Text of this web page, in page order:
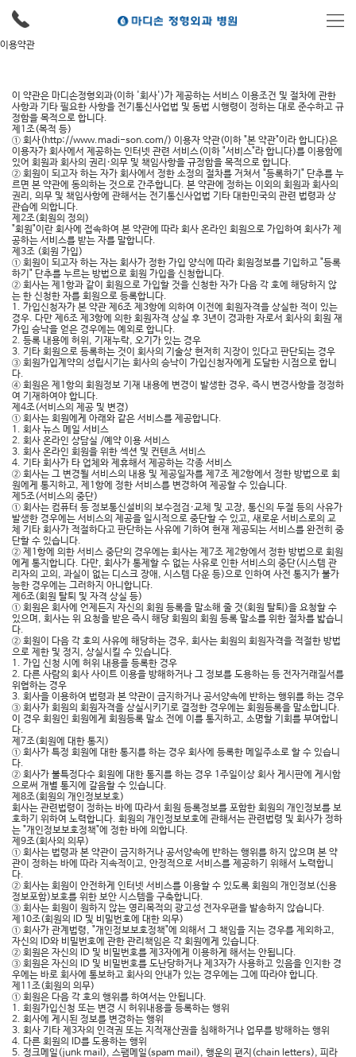
이용약관
이 약관은 마디손정형외과(이하 '회사')가 제공하는 서비스 이용조건 및 절차에 관한
사항과 기타 필요한 사항을 전기통신사업법 및 동법 시행령이 정하는 대로 준수하고 규
정함을 목적으로 합니다.
제1조(목적 등)
① 회사(http://www.madi-son.com/) 이용자 약관(이하 "본 약관"이라 합니다)은
이용자가 회사에서 제공하는 인터넷 관련 서비스(이하 "서비스"라 합니다)를 이용함에
있어 회원과 회사의 권리·의무 및 책임사항을 규정함을 목적으로 합니다.
② 회원이 되고자 하는 자가 회사에서 정한 소정의 절차를 거쳐서 "등록하기" 단추를 누
르면 본 약관에 동의하는 것으로 간주합니다. 본 약관에 정하는 이외의 회원과 회사의
권리, 의무 및 책임사항에 관해서는 전기통신사업법 기타 대한민국의 관련 법령과 상
관습에 의합니다.
제2조(회원의 정의)
"회원"이란 회사에 접속하여 본 약관에 따라 회사 온라인 회원으로 가입하여 회사가 제
공하는 서비스를 받는 자를 말합니다.
제3조 (회원 가입)
① 회원이 되고자 하는 자는 회사가 정한 가입 양식에 따라 회원정보를 기입하고 "등록
하기" 단추를 누르는 방법으로 회원 가입을 신청합니다.
② 회사는 제1항과 같이 회원으로 가입할 것을 신청한 자가 다음 각 호에 해당하지 않
는 한 신청한 자를 회원으로 등록합니다.
1. 가입신청자가 본 약관 제6조 제3항에 의하여 이전에 회원자격을 상실한 적이 있는
경우. 다만 제6조 제3항에 의한 회원자격 상실 후 3년이 경과한 자로서 회사의 회원 재
가입 승낙을 얻은 경우에는 예외로 합니다.
2. 등록 내용에 허위, 기재누락, 오기가 있는 경우
3. 기타 회원으로 등록하는 것이 회사의 기술상 현저히 지장이 있다고 판단되는 경우
③ 회원가입계약의 성립시기는 회사의 승낙이 가입신청자에게 도달한 시점으로 합니
다.
④ 회원은 제1항의 회원정보 기재 내용에 변경이 발생한 경우, 즉시 변경사항을 정정하
여 기재하여야 합니다.
제4조(서비스의 제공 및 변경)
① 회사는 회원에게 아래와 같은 서비스를 제공합니다.
1. 회사 뉴스 메일 서비스
2. 회사 온라인 상담실 /예약 이용 서비스
3. 회사 온라인 회원을 위한 섹션 및 컨텐츠 서비스
4. 기타 회사가 타 업체와 제휴해서 제공하는 각종 서비스
② 회사는 그 변경될 서비스의 내용 및 제공일자를 제7조 제2항에서 정한 방법으로 회
원에게 통지하고, 제1항에 정한 서비스를 변경하여 제공할 수 있습니다.
제5조(서비스의 중단)
① 회사는 컴퓨터 등 정보통신설비의 보수점검·교체 및 고장, 통신의 두절 등의 사유가
발생한 경우에는 서비스의 제공을 일시적으로 중단할 수 있고, 새로운 서비스로의 교
체 기타 회사가 적절하다고 판단하는 사유에 기하여 현재 제공되는 서비스를 완전히 중
단할 수 있습니다.
② 제1항에 의한 서비스 중단의 경우에는 회사는 제7조 제2항에서 정한 방법으로 회원
에게 통지합니다. 다만, 회사가 통제할 수 없는 사유로 인한 서비스의 중단(시스템 관
리자의 고의, 과실이 없는 디스크 장애, 시스템 다운 등)으로 인하여 사전 통지가 불가
능한 경우에는 그러하지 아니합니다.
제6조(회원 탈퇴 및 자격 상실 등)
① 회원은 회사에 언제든지 자신의 회원 등록을 말소해 줄 것(회원 탈퇴)을 요청할 수
있으며, 회사는 위 요청을 받은 즉시 해당 회원의 회원 등록 말소를 위한 절차를 밟습니
다.
② 회원이 다음 각 호의 사유에 해당하는 경우, 회사는 회원의 회원자격을 적절한 방법
으로 제한 및 정지, 상실시킬 수 있습니다.
1. 가입 신청 시에 허위 내용을 등록한 경우
2. 다른 사람의 회사 사이트 이용을 방해하거나 그 정보를 도용하는 등 전자거래질서를
위협하는 경우
3. 회사을 이용하여 법령과 본 약관이 금지하거나 공서양속에 반하는 행위를 하는 경우
③ 회사가 회원의 회원자격을 상실시키기로 결정한 경우에는 회원등록을 말소합니다.
이 경우 회원인 회원에게 회원등록 말소 전에 이를 통지하고, 소명할 기회를 부여합니
다.
제7조(회원에 대한 통지)
① 회사가 특정 회원에 대한 통지를 하는 경우 회사에 등록한 메일주소로 할 수 있습니
다.
② 회사가 불특정다수 회원에 대한 통지를 하는 경우 1주일이상 회사 게시판에 게시함
으로써 개별 통지에 갈음할 수 있습니다.
제8조(회원의 개인정보보호)
회사는 관련법령이 정하는 바에 따라서 회원 등록정보를 포함한 회원의 개인정보를 보
호하기 위하여 노력합니다. 회원의 개인정보보호에 관해서는 관련법령 및 회사가 정하
는 "개인정보보호정책"에 정한 바에 의합니다.
제9조(회사의 의무)
① 회사는 법령과 본 약관이 금지하거나 공서양속에 반하는 행위를 하지 않으며 본 약
관이 정하는 바에 따라 지속적이고, 안정적으로 서비스를 제공하기 위해서 노력합니
다.
② 회사는 회원이 안전하게 인터넷 서비스를 이용할 수 있도록 회원의 개인정보(신용
정보포함)보호를 위한 보안 시스템을 구축합니다.
③ 회사는 회원이 원하지 않는 영리목적의 광고성 전자우편을 발송하지 않습니다.
제10조(회원의 ID 및 비밀번호에 대한 의무)
① 회사가 관계법령, "개인정보보호정책"에 의해서 그 책임을 지는 경우를 제외하고,
자신의 ID와 비밀번호에 관한 관리책임은 각 회원에게 있습니다.
② 회원은 자신의 ID 및 비밀번호를 제3자에게 이용하게 해서는 안됩니다.
③ 회원은 자신의 ID 및 비밀번호를 도난당하거나 제3자가 사용하고 있음을 인지한 경
우에는 바로 회사에 통보하고 회사의 안내가 있는 경우에는 그에 따라야 합니다.
제11조(회원의 의무)
① 회원은 다음 각 호의 행위를 하여서는 안됩니다.
1. 회원가입신청 또는 변경 시 허위내용을 등록하는 행위
2. 회사에 게시된 정보를 변경하는 행위
3. 회사 기타 제3자의 인격권 또는 지적재산권을 침해하거나 업무를 방해하는 행위
4. 다른 회원의 ID를 도용하는 행위
5. 정크메일(junk mail), 스팸메일(spam mail), 행운의 편지(chain letters), 피라